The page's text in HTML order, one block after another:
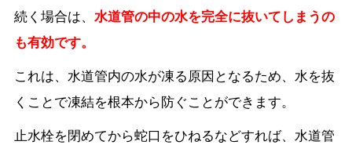
続く場合は、 水道管の中の水を完全に抜いてしまうの
も有効です。
これは、水道管内の水が凍る原因となるため、水を抜
くことで凍結を根本から防ぐことができます。
止水栓を閉めてから蛇口をひねるなどすれば、水道管